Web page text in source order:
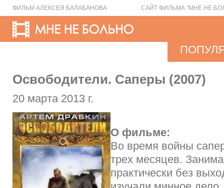
ФИЛЬМ АЛЕКСЕЯ БАЛАБАНОВА САЙТ ФИЛЬМА "МНЕ НЕ
Освободители. Саперы (2007)
20 марта 2013 г.
О фильме:
Во время войны
трех месяцев.
практически без